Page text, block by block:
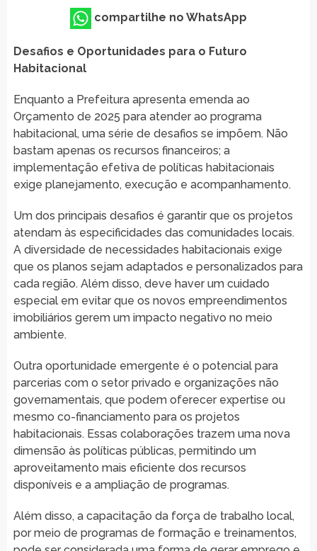
compartilhe no WhatsApp
Desafios e Oportunidades para o Futuro
Habitacional
Enquanto a Prefeitura apresenta emenda ao
Orçamento de 2025 para atender ao programa
habitacional, uma série de desafios se impõem. Não
bastam apenas os recursos financeiros; a
implementação efetiva de políticas habitacionais
exige planejamento, execução e acompanhamento.
Um dos principais desafios é garantir que os projetos
atendam às especificidades das comunidades locais.
A diversidade de necessidades habitacionais exige
que os planos sejam adaptados e personalizados para
cada região. Além disso, deve haver um cuidado
especial em evitar que os novos empreendimentos
imobiliários gerem um impacto negativo no meio
ambiente.
Outra oportunidade emergente é o potencial para
parcerias com o setor privado e organizações não
governamentais, que podem oferecer expertise ou
mesmo co-financiamento para os projetos
habitacionais. Essas colaborações trazem uma nova
dimensão às políticas públicas, permitindo um
aproveitamento mais eficiente dos recursos
disponíveis e a ampliação de programas.
Além disso, a capacitação da força de trabalho local,
por meio de programas de formação e treinamentos,